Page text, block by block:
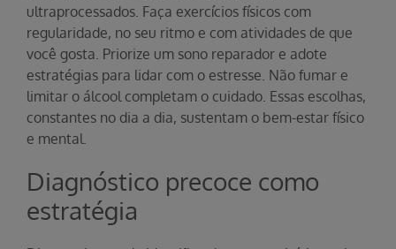
ultraprocessados. Faça exercícios físicos com
regularidade, no seu ritmo e com atividades de que
você gosta. Priorize um sono reparador e adote
estratégias para lidar com o estresse. Não fumar e
limitar o álcool completam o cuidado. Essas escolhas,
constantes no dia a dia, sustentam o bem-estar físico
e mental.
Diagnóstico precoce como
estratégia